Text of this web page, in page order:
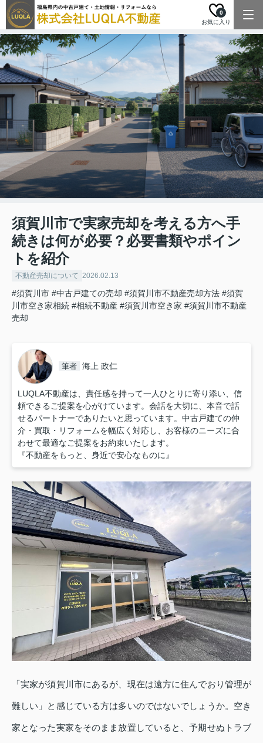
お気に入り
0
須賀川市で実家売却を考える方へ手
続きは何が必要？必要書類やポイン
トを紹介
不動産売却について 2026.02.13
#須賀川市 #中古戸建ての売却 #須賀川市不動産売却方法 #須賀
川市空き家相続 #相続不動産 #須賀川市空き家 #須賀川市不動産
売却
筆者 海上 政仁
LUQLA不動産は、責任感を持って一人ひとりに寄り添い、信
頼できるご提案を心がけています。会話を大切に、本音で話
せるパートナーでありたいと思っています。中古戸建ての仲
介・買取・リフォームを幅広く対応し、お客様のニーズに合
わせて最適なご提案をお約束いたします。
『不動産をもっと、身近で安心なものに』
「実家が須賀川市にあるが、現在は遠方に住んでおり管理が
難しい」と感じている方は多いのではないでしょうか。空き
家となった実家をそのまま放置していると、予期せぬトラブ